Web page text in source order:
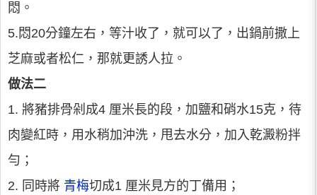
悶。
5.悶20分鐘左右，等汁收了，就可以了，出鍋前撒上
芝麻或者松仁，那就更誘人拉。
做法二
1. 將豬排骨剁成4 厘米長的段，加鹽和硝水15克，待
肉變紅時，用水稍加沖洗，甩去水分，加入乾澱粉拌
勻；
2. 同時將 青梅切成1 厘米見方的丁備用；